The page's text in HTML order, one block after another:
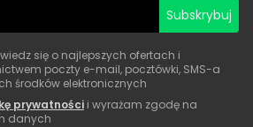
Subskrybuj
się o najlepszych ofertach i
poczty e-mail, pocztówki, SMS-a
środków elektronicznych
prywatności i wyrażam zgodę na
danych